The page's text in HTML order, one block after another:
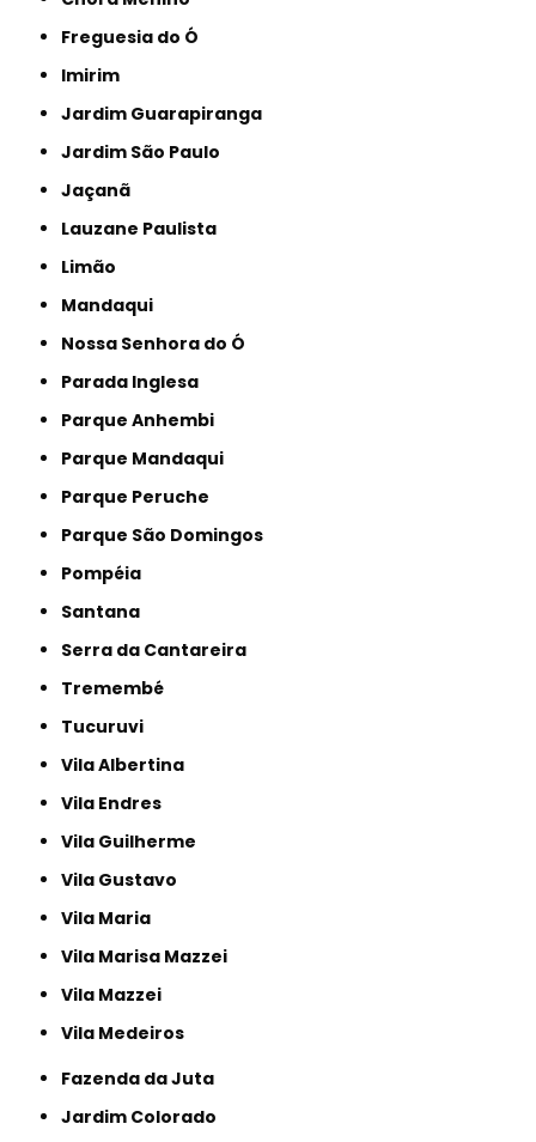
Freguesia do Ó
Imirim
Jardim Guarapiranga
Jardim São Paulo
Jaçanã
Lauzane Paulista
Limão
Mandaqui
Nossa Senhora do Ó
Parada Inglesa
Parque Anhembi
Parque Mandaqui
Parque Peruche
Parque São Domingos
Pompéia
Santana
Serra da Cantareira
Tremembé
Tucuruvi
Vila Albertina
Vila Endres
Vila Guilherme
Vila Gustavo
Vila Maria
Vila Marisa Mazzei
Vila Mazzei
Vila Medeiros
Fazenda da Juta
Jardim Colorado